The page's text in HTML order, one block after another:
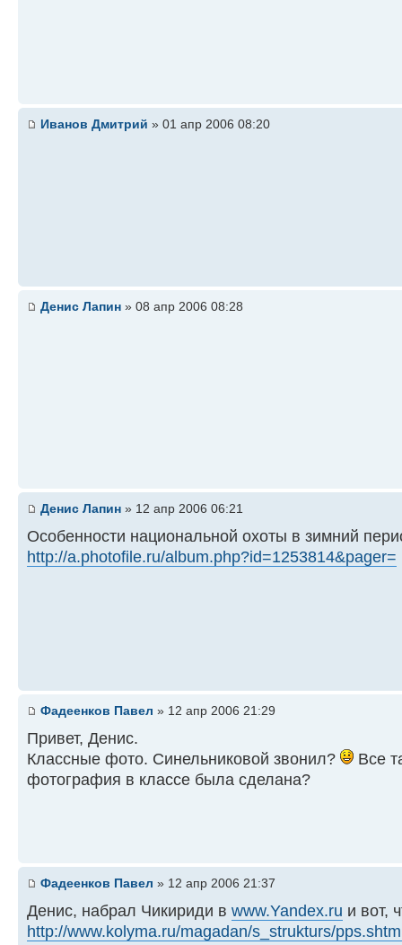
Иванов Дмитрий » 01 апр 2006 08:20
Денис Лапин » 08 апр 2006 08:28
Денис Лапин » 12 апр 2006 06:21
Особенности национальной охоты в зимний
http://a.photofile.ru/album.php?id=1253814&pager=
Фадеенков Павел » 12 апр 2006 21:29
Привет, Денис.
Классные фото. Синельниковой звонил?
Все
фотография в классе была сделана?
Фадеенков Павел » 12 апр 2006 21:37
Денис, набрал Чикириди в www.Yandex.ru и вот,
http://www.kolyma.ru/magadan/s_strukturs/